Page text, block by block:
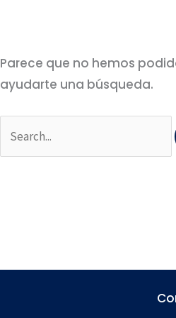
Parece que no hemos
ayudarte una búsqueda.